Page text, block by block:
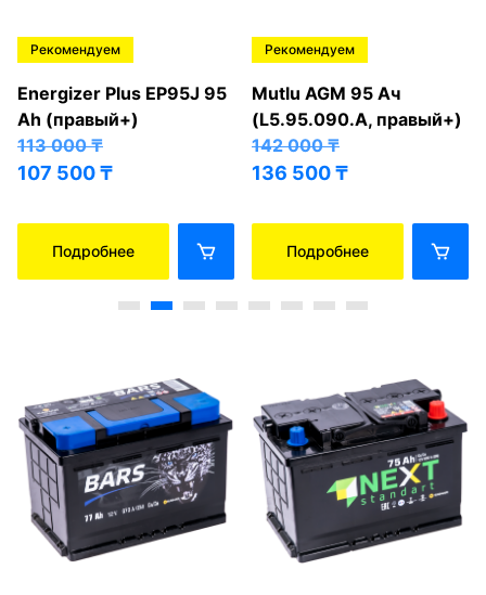
Рекомендуем
Energizer Plus EP95J 95
Ah (правый+)
113 000₸
107 500₸
Подробнее
Рекомендуем
Mutlu AGM 95 Ач
(L5.95.090.A, правый+)
142 000₸
136 500₸
Подробнее